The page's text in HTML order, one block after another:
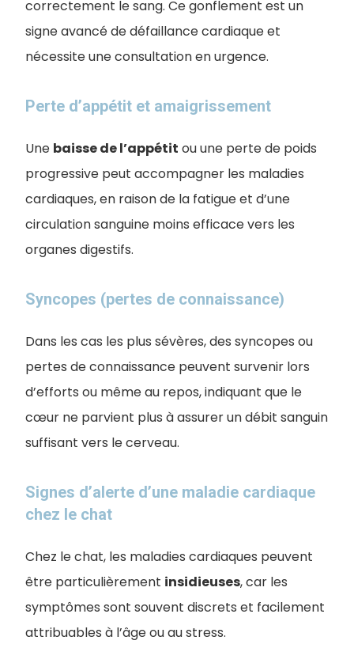
correctement le sang. Ce gonflement est un
signe avancé de défaillance cardiaque et
nécessite une consultation en urgence.
Perte d’appétit et amaigrissement
Une baisse de l’appétit ou une perte de poids
progressive peut accompagner les maladies
cardiaques, en raison de la fatigue et d’une
circulation sanguine moins efficace vers les
organes digestifs.
Syncopes (pertes de connaissance)
Dans les cas les plus sévères, des syncopes ou
pertes de connaissance peuvent survenir lors
d’efforts ou même au repos, indiquant que le
cœur ne parvient plus à assurer un débit sanguin
suffisant vers le cerveau.
Signes d’alerte d’une maladie cardiaque
chez le chat
Chez le chat, les maladies cardiaques peuvent
être particulièrement insidieuses, car les
symptômes sont souvent discrets et facilement
attribuables à l’âge ou au stress.